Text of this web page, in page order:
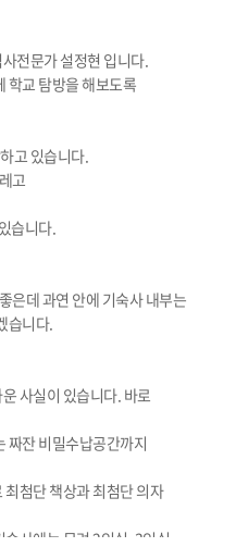
전문가 설정현 입니다.
학교 탐방을 해보도록
고 있습니다.
고
습니다.
은데 과연 안에 기숙사 내부는
습니다.
사실이 있습니다. 바로
짜잔 비밀수납공간까지
첨단 책상과 최첨단 의자
사에는 무려 2인실, 3인실,